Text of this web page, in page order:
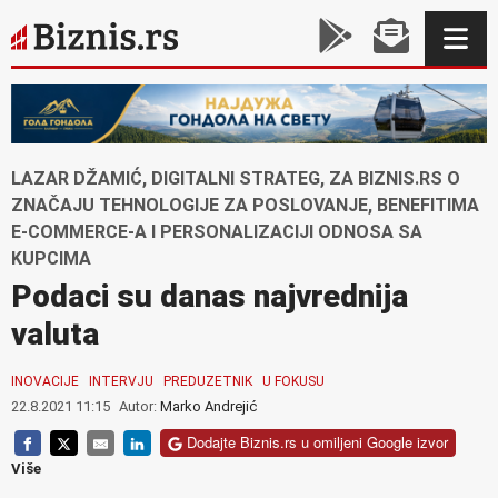
LAZAR DŽAMIĆ, DIGITALNI STRATEG, ZA BIZNIS.RS O
ZNAČAJU TEHNOLOGIJE ZA POSLOVANJE, BENEFITIMA
E-COMMERCE-A I PERSONALIZACIJI ODNOSA SA
KUPCIMA
Podaci su danas najvrednija
valuta
INOVACIJE INTERVJU PREDUZETNIK U FOKUSU
22.8.2021 11:15 Autor: Marko Andrejić
Dodajte Biznis.rs u omiljeni Google izvor
Više